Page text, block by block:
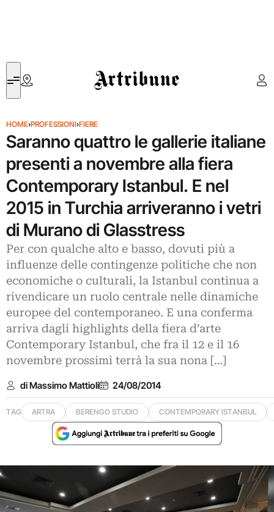
Artribune
HOME›PROFESSIONI›FIERE
Saranno quattro le gallerie italiane
presenti a novembre alla fiera
Contemporary Istanbul. E nel
2015 in Turchia arriveranno i vetri
di Murano di Glasstress
Per con qualche alto e basso, dovuti più a
influenze delle contingenze politiche che non
economiche o culturali, la Istanbul continua a
rivendicare un ruolo centrale nelle dinamiche
europee del contemporaneo. E una conferma
arriva dagli highlights della fiera d’arte
Contemporary Istanbul, che fra il 12 e il 16
novembre prossimi terrà la sua nona […]
di Massimo Mattioli 24/08/2014
TAG ARTRA BERENGO STUDIO CONTEMPORARY ISTANBUL